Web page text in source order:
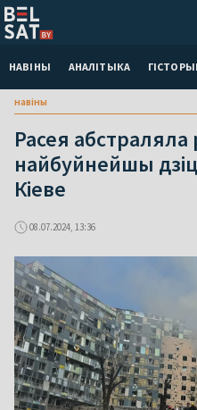
НАВІНЫ АНАЛІТЫКА ГІСТОРЫІ
навіны
Расея абстраляла
найбуйнейшы
Кіеве
08.07.2024, 13:36